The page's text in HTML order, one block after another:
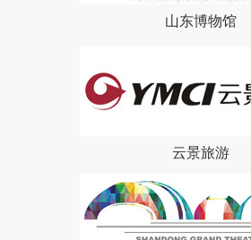
山东博物馆
云景旅游